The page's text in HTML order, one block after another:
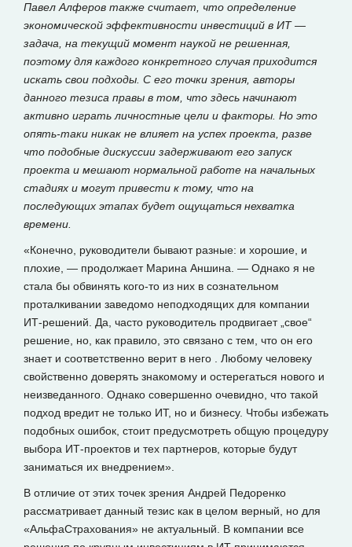
Павел Алферов также считает, что определение
экономической эффективности инвестиций в ИТ —
задача, на текущий момент наукой не решенная,
поэтому для каждого конкретного случая приходится
искать свои подходы. С его точки зрения, авторы
данного тезиса правы в том, что здесь начинают
активно играть личностные цели и факторы. Но это
опять-таки никак не влияет на успех проекта, разве
что подобные дискуссии задерживают его запуск
проекта и мешают нормальной работе на начальных
стадиях и могут привести к тому, что на
последующих этапах будет ощущаться нехватка
времени.
«Конечно, руководители бывают разные: и хорошие, и
плохие, — продолжает Марина Аншина. — Однако я не
стала бы обвинять кого-то из них в сознательном
проталкивании заведомо неподходящих для компании
ИТ-решений. Да, часто руководитель продвигает „свое“
решение, но, как правило, это связано с тем, что он его
знает и соответственно верит в него . Любому человеку
свойственно доверять знакомому и остерегаться нового и
неизведанного. Однако совершенно очевидно, что такой
подход вредит не только ИТ, но и бизнесу. Чтобы избежать
подобных ошибок, стоит предусмотреть общую процедуру
выбора ИТ-проектов и тех партнеров, которые будут
заниматься их внедрением».
В отличие от этих точек зрения Андрей Педоренко
рассматривает данный тезис как в целом верный, но для
«АльфаСтрахования» не актуальный. В компании все